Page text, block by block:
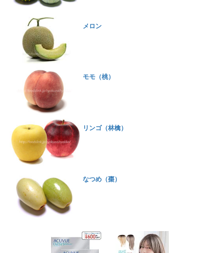
メロン
モモ（桃）
リンゴ（林檎）
なつめ（棗）